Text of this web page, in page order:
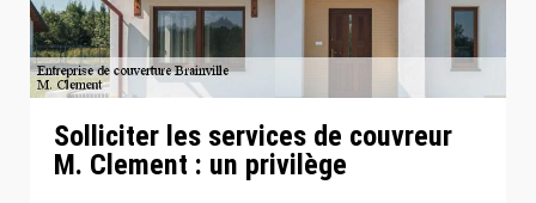
Solliciter les services de couvreur
M. Clement : un privilège